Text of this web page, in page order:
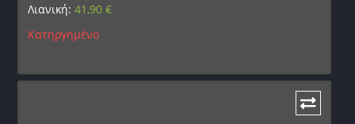
Λιανική:41,90€
Κατηργημένο